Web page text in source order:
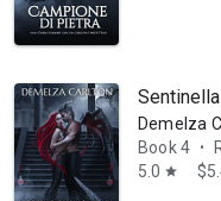
Demelza
Book 4
•
5.0 star